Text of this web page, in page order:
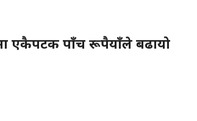
एकैपटक पाँच रूपैयाँले बढायो